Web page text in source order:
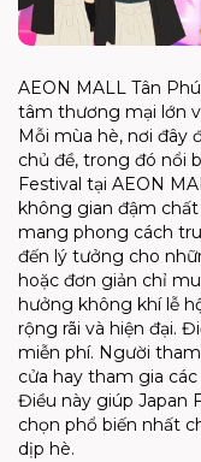
AEON MALL Tân
tâm thương mại lớn
Mỗi mùa hè, nơi đây
chủ đề, trong đó nổi
Festival tại AEON
không gian đậm
mang phong cách
đến lý tưởng cho
hoặc đơn giản chỉ
hưởng không khí lễ
rộng rãi và hiện đại.
miễn phí. Người
cửa hay tham gia
Điều này giúp Japan
chọn phổ biến nhất
dịp hè.